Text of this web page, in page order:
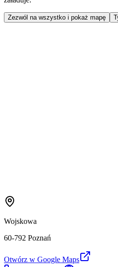
Zezwól na wszystko i pokaż mapę
Wojskowa
60-792 Poznań
Otwórz w Google Maps